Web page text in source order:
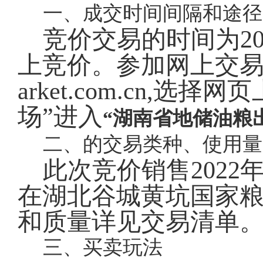
一、成交时间间隔和途径
竞价交易的时间为
上竞价。参加网上交
arket.com.cn,选择网
场”进入 “湖南省地储油粮
二、的交易类种、使用
此次竞价销售2022
在湖北谷城黄坑国家
和质量详见交易清单
三、买卖玩法